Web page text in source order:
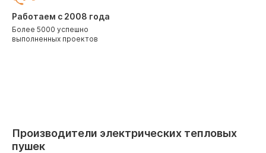
Работаем с 2008 года
Более 5000 успешно
выполненных проектов
Производители электрических тепловых
пушек